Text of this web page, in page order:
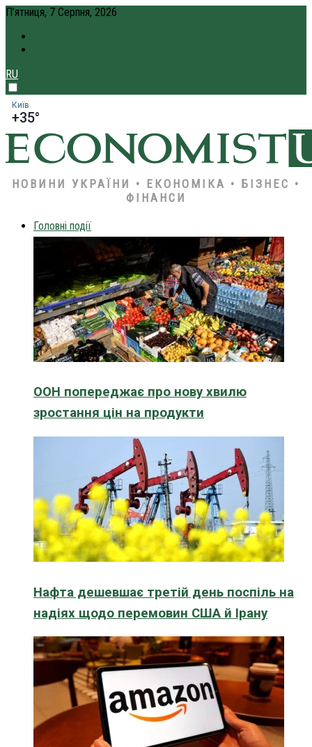
П’ятниця, 7 Серпня, 2026
RU
Київ
+35°
НОВИНИ УКРАЇНИ • ЕКОНОМІКА • БІЗНЕС •
ФІНАНСИ
Головні події
ООН попереджає про нову хвилю
зростання цін на продукти
Нафта дешевшає третій день поспіль на
надіях щодо перемовин США й Ірану